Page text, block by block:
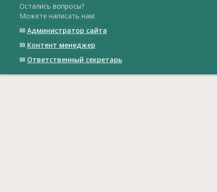
Остались вопросы?
Можете написать нам:
✉ Администратор сайта
✉ Контент менеджер
✉ Ответственный cекретарь